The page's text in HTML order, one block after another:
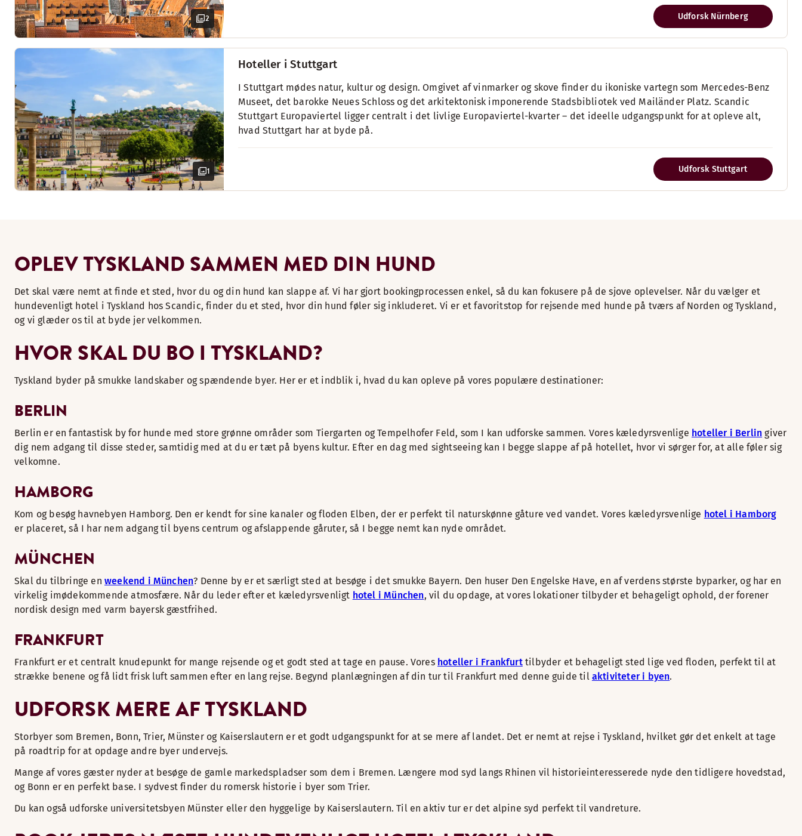
2 Udforsk Nürnberg
1
Hoteller i Stuttgart
I Stuttgart mødes natur, kultur og design. Omgivet af vinmarker og skove finder du ikoniske vartegn som Mercedes-Benz
Museet, det barokke Neues Schloss og det arkitektonisk imponerende Stadsbibliotek ved Mailänder Platz. Scandic
Stuttgart Europaviertel ligger centralt i det livlige Europaviertel-kvarter – det ideelle udgangspunkt for at opleve alt,
hvad Stuttgart har at byde på.
Udforsk Stuttgart
OPLEV TYSKLAND SAMMEN MED DIN HUND
Det skal være nemt at finde et sted, hvor du og din hund kan slappe af. Vi har gjort bookingprocessen enkel, så du kan fokusere på de sjove oplevelser. Når du vælger et
hundevenligt hotel i Tyskland hos Scandic, finder du et sted, hvor din hund føler sig inkluderet. Vi er et favoritstop for rejsende med hunde på tværs af Norden og Tyskland,
og vi glæder os til at byde jer velkommen.
HVOR SKAL DU BO I TYSKLAND?
Tyskland byder på smukke landskaber og spændende byer. Her er et indblik i, hvad du kan opleve på vores populære destinationer:
BERLIN
Berlin er en fantastisk by for hunde med store grønne områder som Tiergarten og Tempelhofer Feld, som I kan udforske sammen. Vores kæledyrsvenlige hoteller i Berlin giver
dig nem adgang til disse steder, samtidig med at du er tæt på byens kultur. Efter en dag med sightseeing kan I begge slappe af på hotellet, hvor vi sørger for, at alle føler sig
velkomne.
HAMBORG
Kom og besøg havnebyen Hamborg. Den er kendt for sine kanaler og floden Elben, der er perfekt til naturskønne gåture ved vandet. Vores kæledyrsvenlige hotel i Hamborg
er placeret, så I har nem adgang til byens centrum og afslappende gåruter, så I begge nemt kan nyde området.
MÜNCHEN
Skal du tilbringe en weekend i München? Denne by er et særligt sted at besøge i det smukke Bayern. Den huser Den Engelske Have, en af verdens største byparker, og har en
virkelig imødekommende atmosfære. Når du leder efter et kæledyrsvenligt hotel i München, vil du opdage, at vores lokationer tilbyder et behageligt ophold, der forener
nordisk design med varm bayersk gæstfrihed.
FRANKFURT
Frankfurt er et centralt knudepunkt for mange rejsende og et godt sted at tage en pause. Vores hoteller i Frankfurttilbyder et behageligt sted lige ved floden, perfekt til at
strække benene og få lidt frisk luft sammen efter en lang rejse. Begynd planlægningen af din tur til Frankfurt med denne guide til aktiviteter i byen.
UDFORSK MERE AF TYSKLAND
Storbyer som Bremen, Bonn, Trier, Münster og Kaiserslautern er et godt udgangspunkt for at se mere af landet. Det er nemt at rejse i Tyskland, hvilket gør det enkelt at tage
på roadtrip for at opdage andre byer undervejs.
Mange af vores gæster nyder at besøge de gamle markedspladser som dem i Bremen. Længere mod syd langs Rhinen vil historieinteresserede nyde den tidligere hovedstad,
og Bonn er en perfekt base. I sydvest finder du romersk historie i byer som Trier.
Du kan også udforske universitetsbyen Münster eller den hyggelige by Kaiserslautern. Til en aktiv tur er det alpine syd perfekt til vandreture.